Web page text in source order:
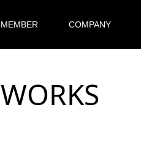
MEMBER COMPANY
WORKS